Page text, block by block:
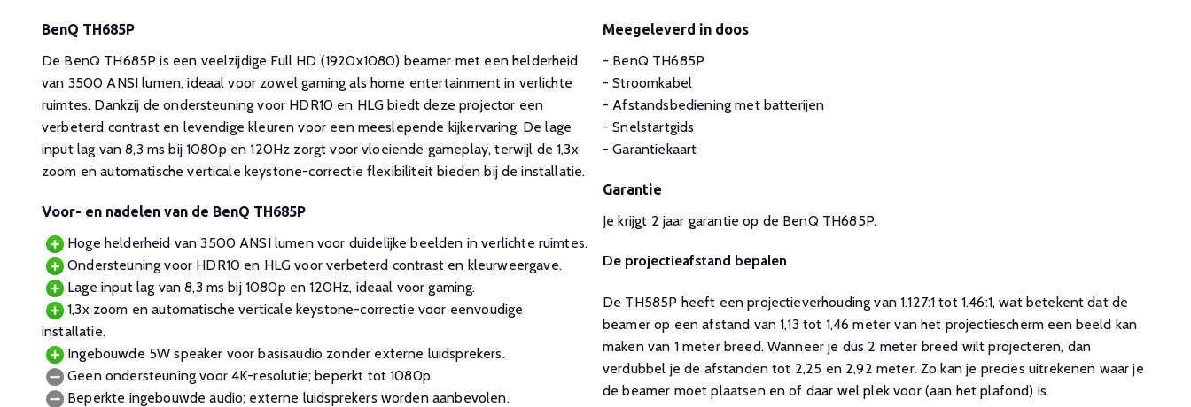
BenQ TH685P
De BenQ TH685P is een veelzijdige Full HD (1920x1080) beamer met een helderheid
van 3500 ANSI lumen, ideaal voor zowel gaming als home entertainment in verlichte
ruimtes. Dankzij de ondersteuning voor HDR10 en HLG biedt deze projector een
verbeterd contrast en levendige kleuren voor een meeslepende kijkervaring. De lage
input lag van 8,3 ms bij 1080p en 120Hz zorgt voor vloeiende gameplay, terwijl de 1,3x
zoom en automatische verticale keystone-correctie flexibiliteit bieden bij de installatie.
Voor- en nadelen van de BenQ TH685P
Hoge helderheid van 3500 ANSI lumen voor duidelijke beelden in verlichte ruimtes.
Ondersteuning voor HDR10 en HLG voor verbeterd contrast en kleurweergave.
Lage input lag van 8,3 ms bij 1080p en 120Hz, ideaal voor gaming.
1,3x zoom en automatische verticale keystone-correctie voor eenvoudige
installatie.
Ingebouwde 5W speaker voor basisaudio zonder externe luidsprekers.
Geen ondersteuning voor 4K-resolutie; beperkt tot 1080p.
Beperkte ingebouwde audio; externe luidsprekers worden aanbevolen.
Meegeleverd in doos
- BenQ TH685P
- Stroomkabel
- Afstandsbediening met batterijen
- Snelstartgids
- Garantiekaart
Garantie
Je krijgt 2 jaar garantie op de BenQ TH685P.
De projectieafstand bepalen
De TH585P heeft een projectieverhouding van 1.127:1 tot 1.46:1, wat betekent dat de
beamer op een afstand van 1,13 tot 1,46 meter van het projectiescherm een beeld kan
maken van 1 meter breed. Wanneer je dus 2 meter breed wilt projecteren, dan
verdubbel je de afstanden tot 2,25 en 2,92 meter. Zo kan je precies uitrekenen waar je
de beamer moet plaatsen en of daar wel plek voor (aan het plafond) is.